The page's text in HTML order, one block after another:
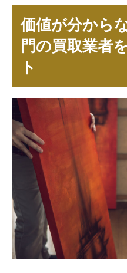
価値が分から
門の買取業者
ト